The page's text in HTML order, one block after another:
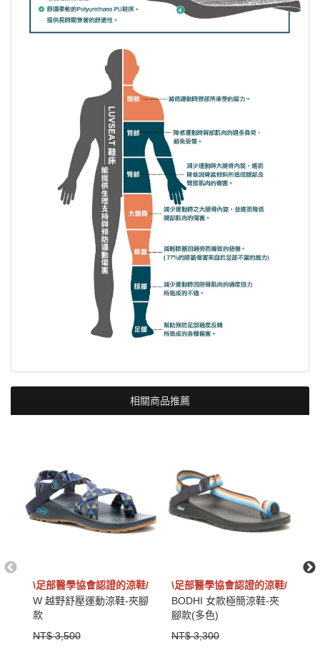
相關商品推薦
\足部醫學協會認證的涼鞋/
W 越野舒壓運動涼鞋-夾腳
款
NT$ 3,500
\足部醫學協會認證的涼鞋/
BODHI 女款極簡涼鞋-夾
腳款(多色)
NT$ 3,300